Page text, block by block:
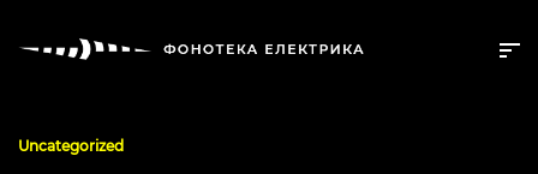
Uncategorized